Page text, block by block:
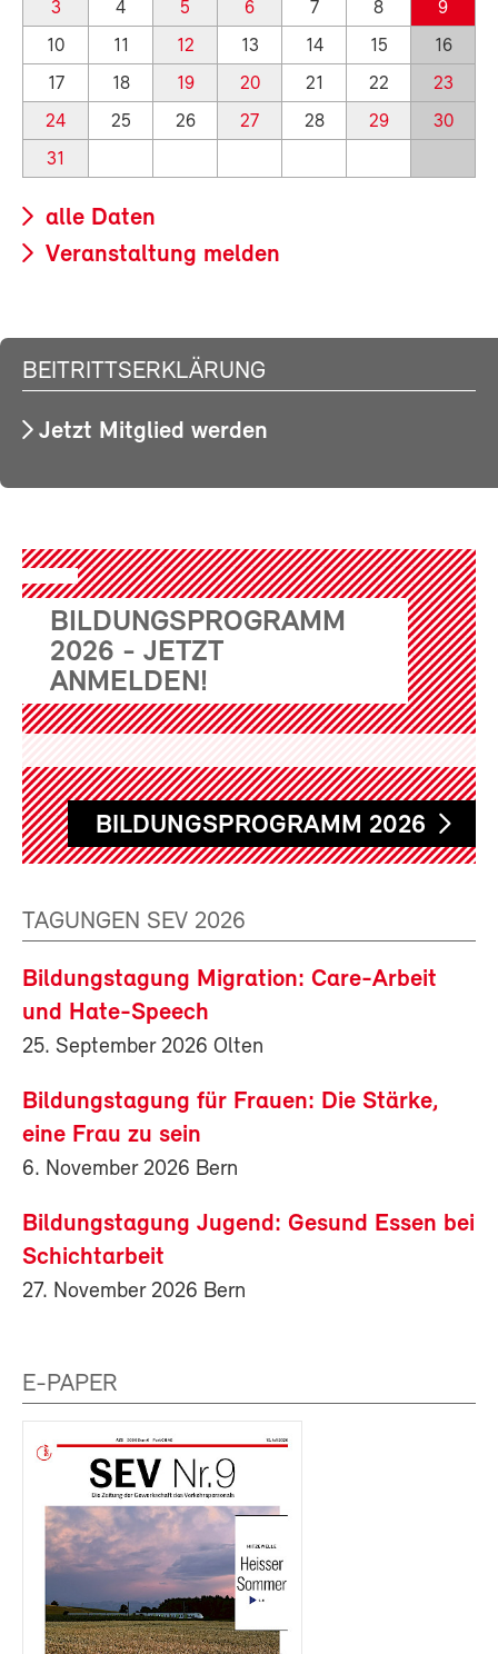
3 4 5 6 7 8
9
10
11 12 13 14 15
16
17
18 19 20 21 22
23
24
25 26 27 28 29
30
31
alle Daten
Veranstaltung melden
BEITRITTSERKLÄRUNG
Jetzt Mitglied werden
BILDUNGSPROGRAMM
2026 - JETZT
ANMELDEN!
BILDUNGSPROGRAMM 2026
TAGUNGEN SEV 2026
Bildungstagung Migration: Care-Arbeit
und Hate-Speech
25. September 2026 Olten
Bildungstagung für Frauen: Die Stärke,
eine Frau zu sein
6. November 2026 Bern
Bildungstagung Jugend: Gesund Essen bei
Schichtarbeit
27. November 2026 Bern
E-PAPER